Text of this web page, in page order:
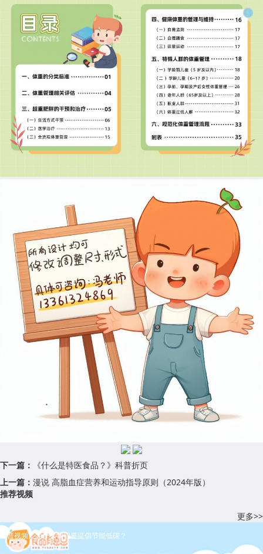
下一篇：
《什么是特医食品？》科普折页
上一篇： 漫说 高脂血症营养和运动指导原则（2024年版）
推荐视频
更多>>
科普视频：为什么我们要提倡节能低碳？